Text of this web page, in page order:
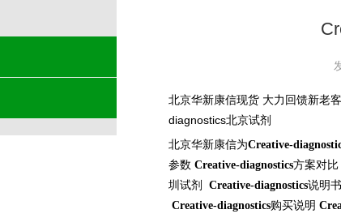
北京华新康信现货 大力回馈新老
diagnostics北京试剂
北京华新康信为Creative-
参数 Creative-diagnostics方案对比
圳试剂
Creative-diagnostics说明书
Creative-diagnostics购买说明